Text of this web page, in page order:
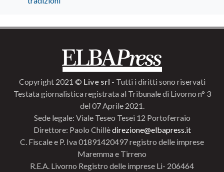
Copyright 2021 © Live srl - Tutti i diritti sono riservati
Testata giornalistica registrata al Tribunale di Livorno n° 3
del 07 Aprile 2021.
Sede legale: Viale Teseo Tesei 12 Portoferraio
Direttore: Paolo Chillèdirezione@elbapress.it
C. Fiscale e P. Iva 01891420497 registro delle imprese
Maremma e Tirreno
R.E.A. Livorno Registro delle imprese Li- 206464